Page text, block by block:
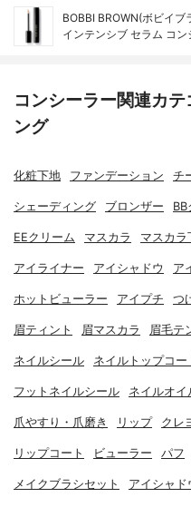
BOBBI BROWN(ボビイブ
インテンシブ セラム コン
コンシーラー関連カ
ング
化粧下地 ファンデーション チ
シェーディング ブロンザー BB
EEクリーム マスカラ マスカラ
アイライナー アイシャドウ ア
ホットビューラー アイプチ つ
眉ティント 眉マスカラ 眉毛テ
ネイルシール ネイルトップコー
フットネイルシール ネイルオイ
爪やすり・爪磨き リップ クレ
リップコート ビューラー パフ
メイクブラシセット アイシャド